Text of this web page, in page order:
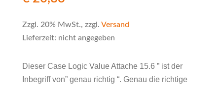
Zzgl. 20% MwSt., zzgl. Versand
Lieferzeit: nicht angegeben
Dieser Case Logic Value Attache 15.6 ” ist der
Inbegriff von” genau richtig “. Genau die richtige